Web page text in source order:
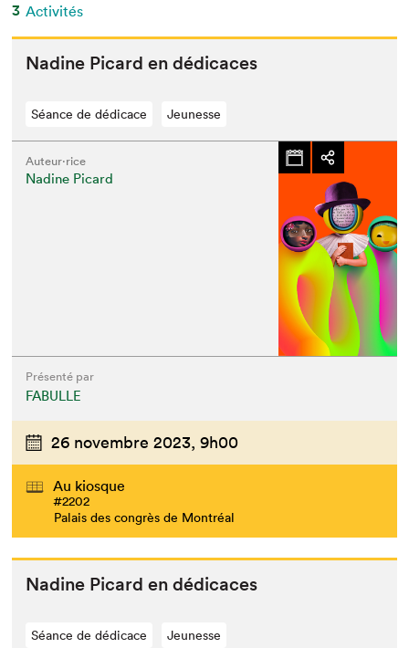
3 Activités
Nadine Picard en dédicaces
Séance de dédicace Jeunesse
Auteur·rice
Nadine Picard
Présenté par
FABULLE
26 novembre 2023, 9h00
Au kiosque
#2202
Palais des congrès de Montréal
Nadine Picard en dédicaces
Séance de dédicace Jeunesse